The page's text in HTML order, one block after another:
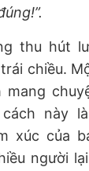
thu hút
chiều.
mang
này
xúc của
người